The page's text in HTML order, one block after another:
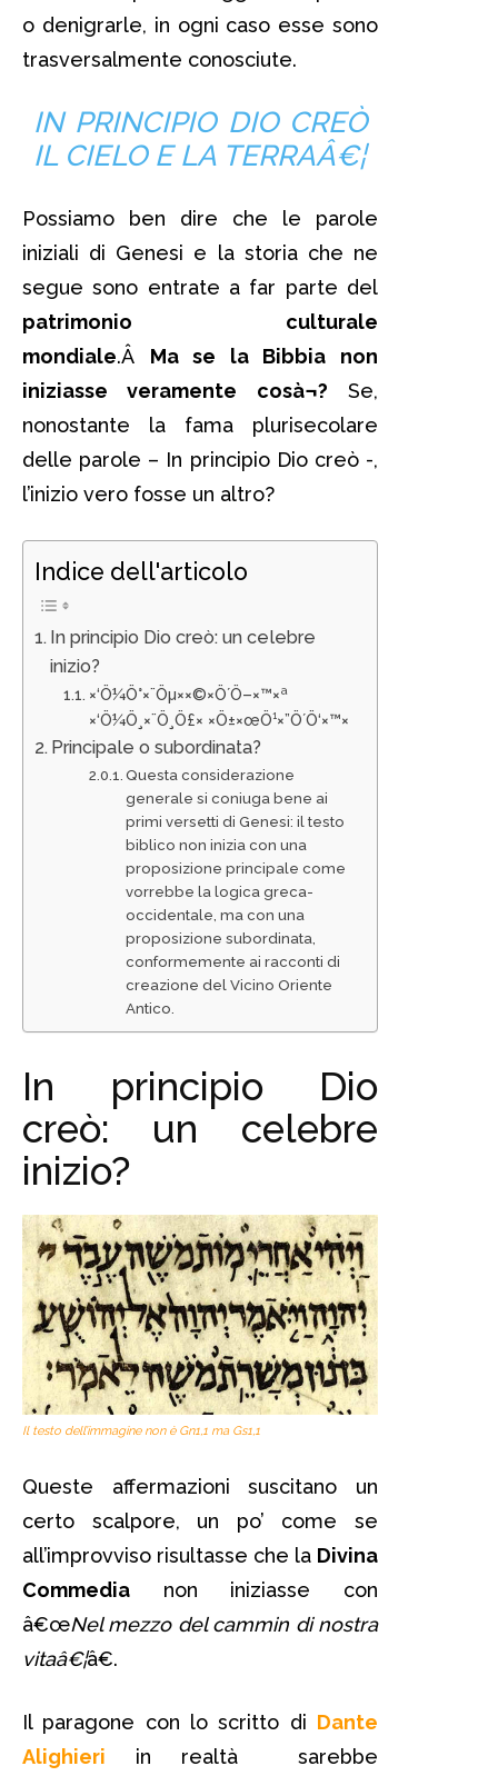
o denigrarle, in ogni caso esse sono
trasversalmente conosciute.
IN PRINCIPIO DIO CREÒ
IL CIELO E LA TERRAÂ€¦
Possiamo ben dire che le parole
iniziali di Genesi e la storia che ne
segue sono entrate a far parte del
patrimonio culturale
mondiale.Â Ma se la Bibbia non
iniziasse veramente cosà¬? Se,
nonostante la fama plurisecolare
delle parole – In principio Dio creò -,
l’inizio vero fosse un altro?
Indice dell'articolo
In principio Dio creò: un celebre
inizio?
×‘Ö¼Ö°×¨Öµ××©×Ö´Ö–×™×ª
×‘Ö¼Ö¸×¨Ö¸Ö£× ×Ö±×œÖ¹×”Ö´Ö‘×™×
Principale o subordinata?
Questa considerazione
generale si coniuga bene ai
primi versetti di Genesi: il testo
biblico non inizia con una
proposizione principale come
vorrebbe la logica greca-
occidentale, ma con una
proposizione subordinata,
conformemente ai racconti di
creazione del Vicino Oriente
Antico.
In principio Dio
creò: un celebre
inizio?
Il testo dell’immagine non è Gn1,1 ma Gs1,1
Queste affermazioni suscitano un
certo scalpore, un po’ come se
all’improvviso risultasse che la Divina
Commedia non iniziasse con
â€œNel mezzo del cammin di nostra
vitaâ€¦â€.
Il paragone con lo scritto di Dante
Alighieri in realtà sarebbe